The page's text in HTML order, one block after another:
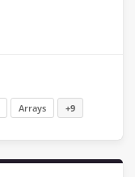
Arrays +9